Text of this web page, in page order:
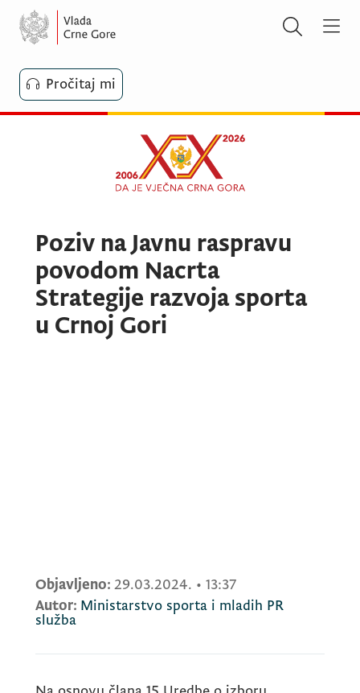
Pročitaj mi
Poziv na Javnu raspravu
povodom Nacrta
Strategije razvoja sporta
u Crnoj Gori
Objavljeno: 29.03.2024. • 13:37
Autor: Ministarstvo sporta i mladih PR
služba